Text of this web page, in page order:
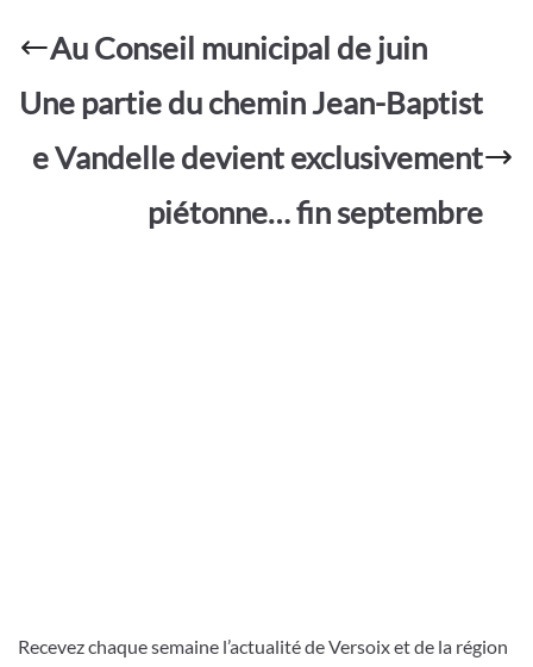
o
o
k
A
p
p
e
g
er
Au Conseil municipal de juin
Une partie du chemin Jean-Baptist
e Vandelle devient exclusivement
piétonne… fin septembre
Recevez chaque semaine l’actualité de Versoix et de la région